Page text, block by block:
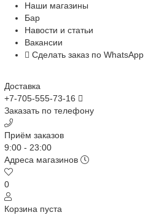
Наши магазины
Бар
Навости и статьи
Вакансии
Сделать заказ по WhatsApp
Доставка
+7-705-555-73-16
Заказать по телефону
Приём заказов
9:00 - 23:00
Адреса магазинов
0
Корзина пуста